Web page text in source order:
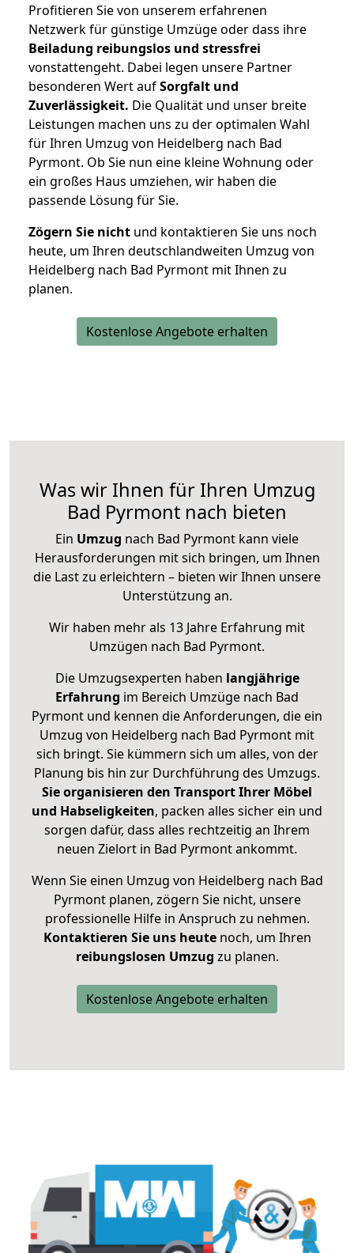
Profitieren Sie von unserem erfahrenen
Netzwerk für günstige Umzüge oder dass ihre
Beiladung reibungslos und stressfrei
vonstattengeht. Dabei legen unsere Partner
besonderen Wert aufSorgfalt und
Zuverlässigkeit. Die Qualität und unser breite
Leistungen machen uns zu der optimalen Wahl
für Ihren Umzug von Heidelberg nach Bad
Pyrmont. Ob Sie nun eine kleine Wohnung oder
ein großes Haus umziehen, wir haben die
passende Lösung für Sie.
Zögern Sie nicht und kontaktieren Sie uns noch
heute, um Ihren deutschlandweiten Umzug von
Heidelberg nach Bad Pyrmont mit Ihnen zu
planen.
Kostenlose Angebote erhalten
Was wir Ihnen für Ihren Umzug
Bad Pyrmont nach bieten
Ein Umzug nach Bad Pyrmont kann viele
Herausforderungen mit sich bringen, um Ihnen
die Last zu erleichtern – bieten wir Ihnen unsere
Unterstützung an.
Wir haben mehr als 13 Jahre Erfahrung mit
Umzügen nach Bad Pyrmont.
Die Umzugsexperten haben langjährige
Erfahrung im Bereich Umzüge nach Bad
Pyrmont und kennen die Anforderungen, die ein
Umzug von Heidelberg nach Bad Pyrmont mit
sich bringt. Sie kümmern sich um alles, von der
Planung bis hin zur Durchführung des Umzugs.
Sie organisieren den Transport Ihrer Möbel
und Habseligkeiten, packen alles sicher ein und
sorgen dafür, dass alles rechtzeitig an Ihrem
neuen Zielort in Bad Pyrmont ankommt.
Wenn Sie einen Umzug von Heidelberg nach Bad
Pyrmont planen, zögern Sie nicht, unsere
professionelle Hilfe in Anspruch zu nehmen.
Kontaktieren Sie uns heutenoch, um Ihren
reibungslosen Umzug zu planen.
Kostenlose Angebote erhalten